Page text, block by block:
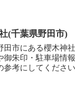
(千葉県野田市)
田市にある櫻木神
御朱印・駐車場情
参考にしてください